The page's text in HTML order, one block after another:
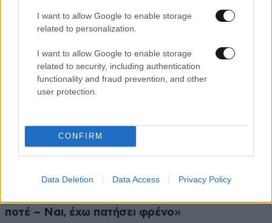
I want to allow Google to enable storage
related to personalization.
I want to allow Google to enable storage
related to security, including authentication
functionality and fraud prevention, and other
user protection.
CONFIRM
Data Deletion Data Access Privacy Policy
LIFESTYLE06·08·2026 12:46
ποτέ – Ναι, έχω πατήσει φρένο»